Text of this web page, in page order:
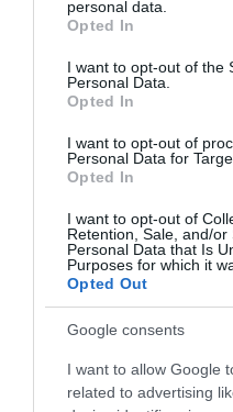
grant or deny consent to
use your data for below
consent section.
personal data.
Opted In
I want to opt-out of the
Personal Data.
Opted In
I want to opt-out of
Personal Data for
Opted In
I want to opt-out of
Retention, Sale, and/or
Personal Data that Is
Purposes for which it
Opted Out
Google consents
I want to allow Google
related to advertising
Albatros στο Ζίτομιρ!
27.07.2023 | 09:48